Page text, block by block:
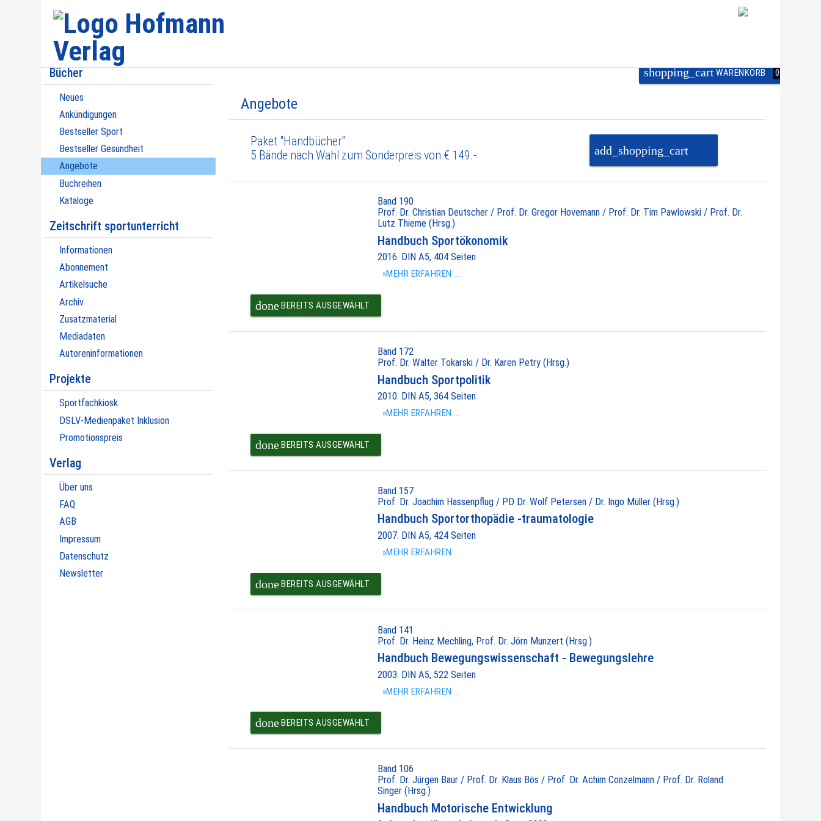
Bücher
Neues
Ankündigungen
Bestseller Sport
Bestseller Gesundheit
Angebote
Buchreihen
Kataloge
Zeitschrift sportunterricht
Informationen
Abonnement
Artikelsuche
Archiv
Zusatzmaterial
Mediadaten
Autoreninformationen
Projekte
Sportfachkiosk
DSLV-Medienpaket Inklusion
Promotionspreis
Verlag
Über uns
FAQ
AGB
Impressum
Datenschutz
Newsletter
shopping_cartWARENKORB 0
Angebote
Paket "Handbücher"
5 Bände nach Wahl zum Sonderpreis von € 149.-
add_shopping_cart
WARENKORB
Band 190
Prof. Dr. Christian Deutscher / Prof. Dr. Gregor Hovemann / Prof. Dr. Tim Pawlowski / Prof. Dr.
Lutz Thieme (Hrsg.)
Handbuch Sportökonomik
2016. DIN A5, 404 Seiten
»MEHR ERFAHREN ...
doneBEREITS AUSGEWÄHLT
Band 172
Prof. Dr. Walter Tokarski / Dr. Karen Petry (Hrsg.)
Handbuch Sportpolitik
2010. DIN A5, 364 Seiten
»MEHR ERFAHREN ...
doneBEREITS AUSGEWÄHLT
Band 157
Prof. Dr. Joachim Hassenpflug / PD Dr. Wolf Petersen / Dr. Ingo Müller (Hrsg.)
Handbuch Sportorthopädie -traumatologie
2007. DIN A5, 424 Seiten
»MEHR ERFAHREN ...
doneBEREITS AUSGEWÄHLT
Band 141
Prof. Dr. Heinz Mechling, Prof. Dr. Jörn Munzert (Hrsg.)
Handbuch Bewegungswissenschaft - Bewegungslehre
2003. DIN A5, 522 Seiten
»MEHR ERFAHREN ...
doneBEREITS AUSGEWÄHLT
Band 106
Prof. Dr. Jürgen Baur / Prof. Dr. Klaus Bös / Prof. Dr. Achim Conzelmann / Prof. Dr. Roland
Singer (Hrsg.)
Handbuch Motorische Entwicklung